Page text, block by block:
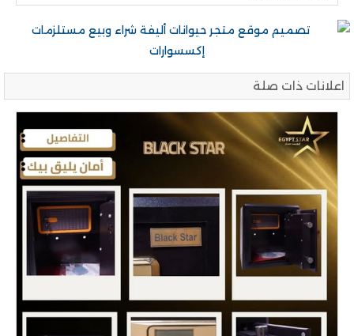
اعلانات ذات صلة